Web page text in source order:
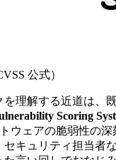
公式）
を理解する近道は、
Scoring
ウェアの脆弱性の深
キュリティ担当者